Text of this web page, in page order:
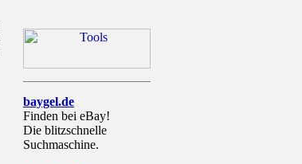
baygel.de
Finden bei eBay!
Die blitzschnelle
Suchmaschine.